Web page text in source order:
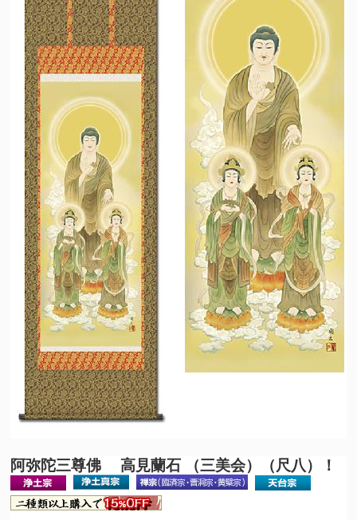
阿弥陀三尊佛 高見蘭石 （三美会）（尺八）！